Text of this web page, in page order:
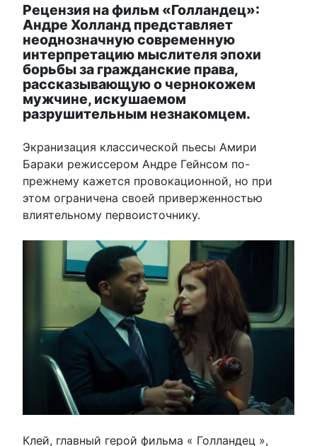
Рецензия на фильм «Голландец»:
Андре Холланд представляет
неоднозначную современную
интерпретацию мыслителя эпохи
борьбы за гражданские права,
рассказывающую о чернокожем
мужчине, искушаемом
разрушительным незнакомцем.
Экранизация классической пьесы Амири
Бараки режиссером Андре Гейнсом по-
прежнему кажется провокационной, но при
этом ограничена своей приверженностью
влиятельному первоисточнику.
Клей, главный герой фильма « Голландец »,